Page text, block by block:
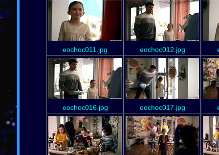
eochoc011.jpg eochoc012.jpg
eochoc016.jpg eochoc017.jpg